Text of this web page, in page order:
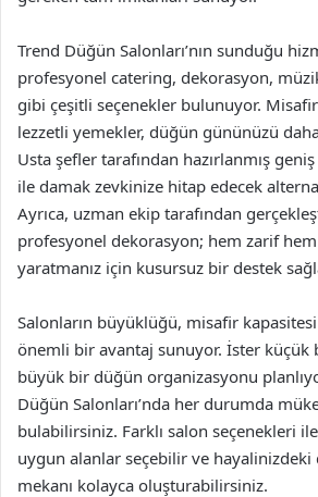
Trend Düğün Salonları’nın sunduğu
profesyonel catering, dekorasyon,
gibi çeşitli seçenekler bulunuyor.
lezzetli yemekler, düğün gününüzü
Usta şefler tarafından hazırlanmış
ile damak zevkinize hitap edecek
Ayrıca, uzman ekip tarafından
profesyonel dekorasyon; hem zarif
yaratmanız için kusursuz bir destek
Salonların büyüklüğü, misafir kapasitesi
önemli bir avantaj sunuyor. İster küçük
büyük bir düğün organizasyonu
Düğün Salonları’nda her durumda
bulabilirsiniz. Farklı salon seçenekleri ile
uygun alanlar seçebilir ve
mekanı kolayca oluşturabilirsiniz.